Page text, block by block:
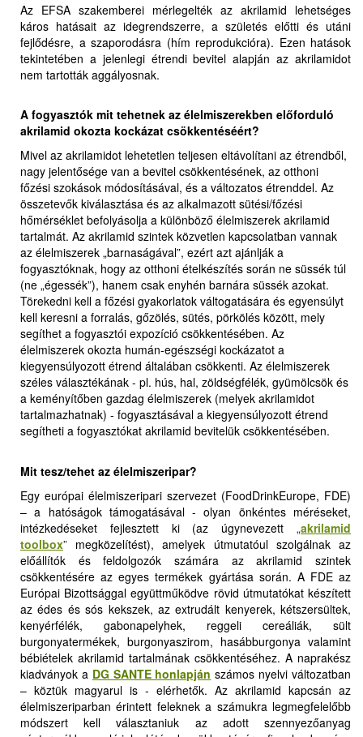
Az EFSA szakemberei mérlegelték az akrilamid lehetséges
káros hatásait az idegrendszerre, a születés előtti és utáni
fejlődésre, a szaporodásra (hím reprodukcióra). Ezen hatások
tekintetében a jelenlegi étrendi bevitel alapján az akrilamidot
nem tartották aggályosnak.
A fogyasztók mit tehetnek az élelmiszerekben előforduló
akrilamid okozta kockázat csökkentéséért?
Mivel az akrilamidot lehetetlen teljesen eltávolítani az étrendből,
nagy jelentősége van a bevitel csökkentésének, az otthoni
főzési szokások módosításával, és a változatos étrenddel. Az
összetevők kiválasztása és az alkalmazott sütési/főzési
hőmérséklet befolyásolja a különböző élelmiszerek akrilamid
tartalmát. Az akrilamid szintek közvetlen kapcsolatban vannak
az élelmiszerek „barnaságával”, ezért azt ajánlják a
fogyasztóknak, hogy az otthoni ételkészítés során ne süssék túl
(ne „égessék”), hanem csak enyhén barnára süssék azokat.
Törekedni kell a főzési gyakorlatok váltogatására és egyensúlyt
kell keresni a forralás, gőzölés, sütés, pörkölés között, mely
segíthet a fogyasztói expozíció csökkentésében. Az
élelmiszerek okozta humán-egészségi kockázatot a
kiegyensúlyozott étrend általában csökkenti. Az élelmiszerek
széles választékának - pl. hús, hal, zöldségfélék, gyümölcsök és
a keményítőben gazdag élelmiszerek (melyek akrilamidot
tartalmazhatnak) - fogyasztásával a kiegyensúlyozott étrend
segítheti a fogyasztókat akrilamid bevitelük csökkentésében.
Mit tesz/tehet az élelmiszeripar?
Egy európai élelmiszeripari szervezet (FoodDrinkEurope, FDE)
– a hatóságok támogatásával - olyan önkéntes méréseket,
intézkedéseket fejlesztett ki (az úgynevezett „akrilamid
toolbox” megközelítést), amelyek útmutatóul szolgálnak az
előállítók és feldolgozók számára az akrilamid szintek
csökkentésére az egyes termékek gyártása során. A FDE az
Európai Bizottsággal együttműködve rövid útmutatókat készített
az édes és sós kekszek, az extrudált kenyerek, kétszersültek,
kenyérfélék, gabonapelyhek, reggeli cereáliák, sült
burgonyatermékek, burgonyaszirom, hasábburgonya valamint
bébiételek akrilamid tartalmának csökkentéséhez. A naprakész
kiadványok a DG SANTE honlapján számos nyelvi változatban
– köztük magyarul is - elérhetők. Az akrilamid kapcsán az
élelmiszeriparban érintett feleknek a számukra legmegfelelőbb
módszert kell választaniuk az adott szennyezőanyag